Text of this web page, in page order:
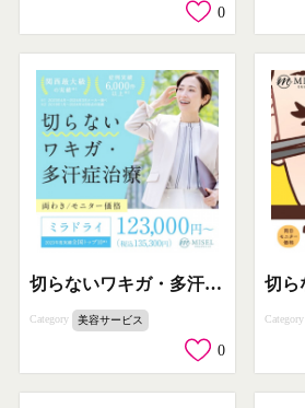
0
切らないワキガ・多汗症治療（ミラドライ）
Category 美容サービス
0
Category